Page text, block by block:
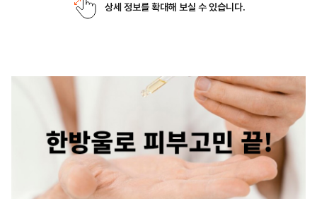
상세 정보를 확대해 보실 수 있습니다.